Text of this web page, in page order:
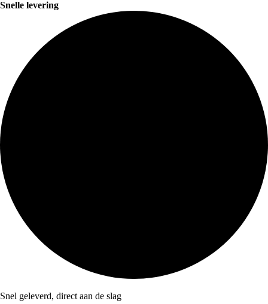
Snelle levering
Snel geleverd, direct aan de slag